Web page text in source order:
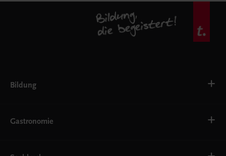
Bildung
AHS
EWF/ZWF
Gastronomie